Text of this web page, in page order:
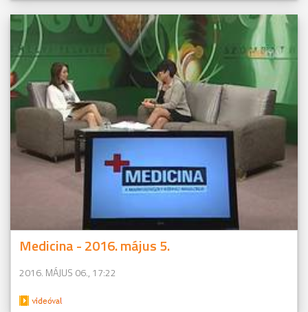
Medicina - 2016. május 5.
2016. MÁJUS 06., 17:22